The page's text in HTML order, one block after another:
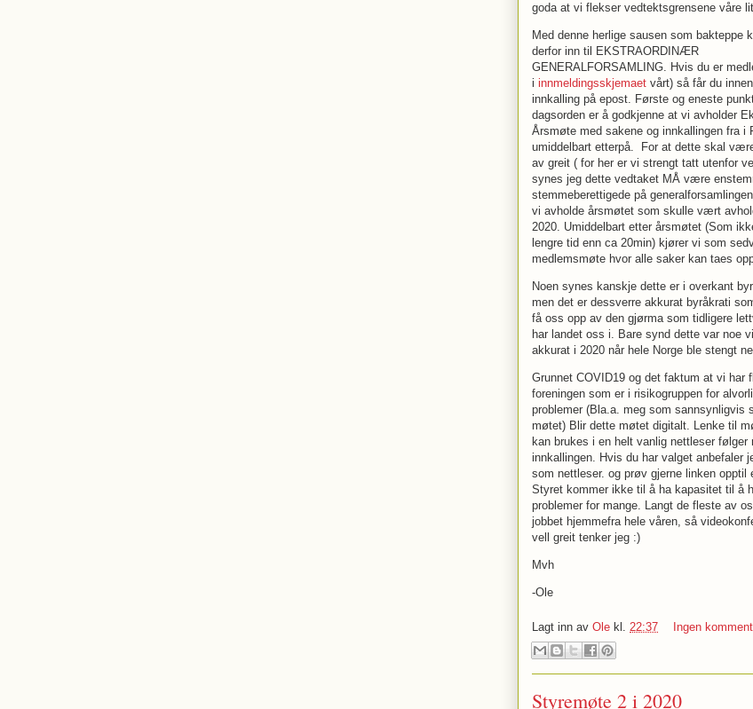
goda at vi flekser vedtektsgrensene våre
Med denne herlige sausen som bakteppe
derfor inn til EKSTRAORDINÆR
GENERALFORSAMLING. Hvis du er
i innmeldingsskjemaet vårt) så får du
innkalling på epost. Første og eneste
dagsorden er å godkjenne at vi avholder
Årsmøte med sakene og innkallingen fra i
umiddelbart etterpå. For at dette skal
av greit ( for her er vi strengt tatt utenfor
synes jeg dette vedtaket MÅ være
stemmeberettigede på
vi avholde årsmøtet som skulle vært
2020. Umiddelbart etter årsmøtet (Som
lengre tid enn ca 20min) kjører vi som
medlemsmøte hvor alle saker kan taes
Noen synes kanskje dette er i overkant
men det er dessverre akkurat byråkrati
få oss opp av den gjørma som tidligere
har landet oss i. Bare synd dette var noe
akkurat i 2020 når hele Norge ble stengt
Grunnet COVID19 og det faktum at vi har
foreningen som er i risikogruppen for
problemer (Bla.a. meg som sannsynligvis
møtet) Blir dette møtet digitalt. Lenke til
kan brukes i en helt vanlig nettleser følger
innkallingen. Hvis du har valget anbefaler
som nettleser. og prøv gjerne linken opptil
Styret kommer ikke til å ha kapasitet til å
problemer for mange. Langt de fleste av
jobbet hjemmefra hele våren, så
vell greit tenker jeg :)
Mvh
-Ole
Lagt inn av Ole kl. 22:37 Ingen
Styremøte 2 i 2020